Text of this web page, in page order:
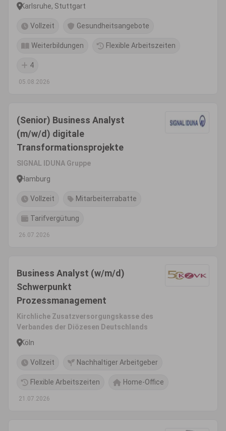
Karlsruhe, Stuttgart
Vollzeit Gesundheitsangebote
Weiterbildungen Flexible Arbeitszeiten
4
05.08.2026
(Senior) Business Analyst
(m/w/d) digitale
Transformationsprojekte
SIGNAL IDUNA Gruppe
Hamburg
Vollzeit Mitarbeiterrabatte
Tarifvergütung
26.07.2026
Business Analyst (w/m/d)
Schwerpunkt
Prozessmanagement
Kirchliche Zusatzversorgungskasse des
Verbandes der Diözesen Deutschlands
Köln
Vollzeit Nachhaltiger Arbeitgeber
Flexible Arbeitszeiten Home-Office
21.07.2026